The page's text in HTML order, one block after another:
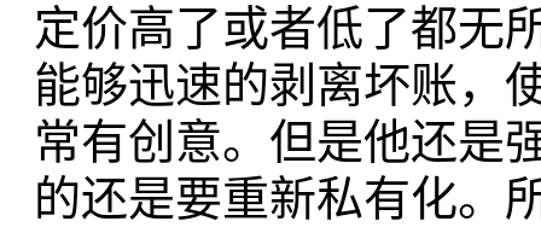
定价高了或者低了都无
能够迅速的剥离坏账，
常有创意。但是他还是
的还是要重新私有化。